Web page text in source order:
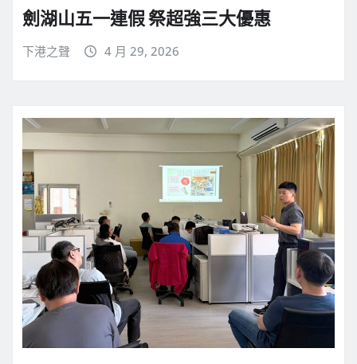
劍湖山五一連假 祭超強三大優惠
下港之聲 4 月 29, 2026